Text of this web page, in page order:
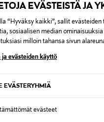
EVÄSTEISTÄ JA
“Hyväksy kaikki”, sallit
sosiaalisen median
milloin tahansa sivun
ja evästeiden käyttö
EVÄSTERYHMIÄ
evästeet